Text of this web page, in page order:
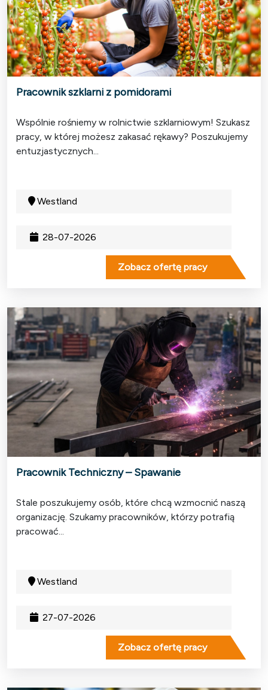
Pracownik szklarni z pomidorami
28-07-2026
Westland
Wspólnie rośniemy w rolnictwie szklarniowym! Szukasz
pracy, w której możesz zakasać rękawy? Poszukujemy
entuzjastycznych...
Zobacz ofertę pracy
Pracownik Techniczny – Spawanie
27-07-2026
Westland
Stale poszukujemy osób, które chcą wzmocnić naszą
organizację. Szukamy pracowników, którzy potrafią
pracować...
Zobacz ofertę pracy